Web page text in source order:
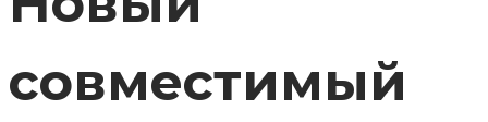
совместимый